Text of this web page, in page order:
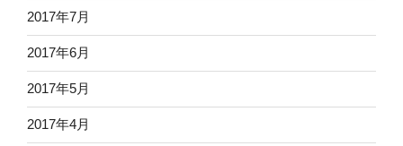
2017年7月
2017年6月
2017年5月
2017年4月